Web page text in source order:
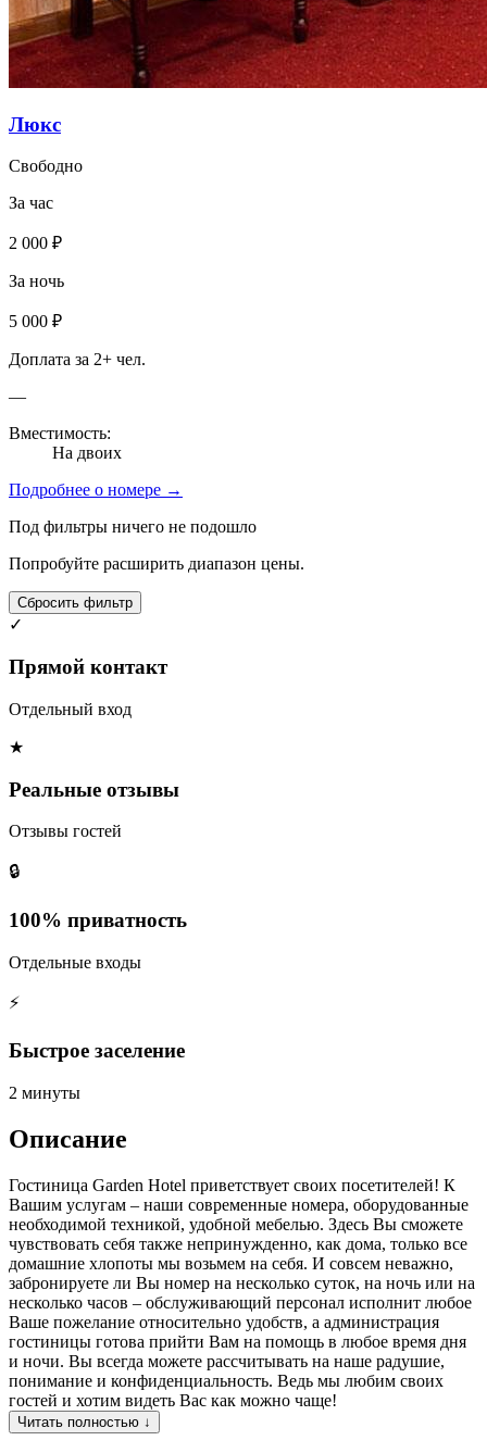
Люкс
Свободно
За час
2 000 ₽
За ночь
5 000 ₽
Доплата за 2+ чел.
—
Вместимость:
На двоих
Подробнее о номере →
Под фильтры ничего не подошло
Попробуйте расширить диапазон цены.
Сбросить фильтр
✓
Прямой контакт
Отдельный вход
★
Реальные отзывы
Отзывы гостей
🔒
100% приватность
Отдельные входы
⚡
Быстрое заселение
2 минуты
Описание
Гостиница Garden Hotel приветствует своих посетителей! К
Вашим услугам – наши современные номера, оборудованные
необходимой техникой, удобной мебелью. Здесь Вы сможете
чувствовать себя также непринужденно, как дома, только все
домашние хлопоты мы возьмем на себя. И совсем неважно,
забронируете ли Вы номер на несколько суток, на ночь или на
несколько часов – обслуживающий персонал исполнит любое
Ваше пожелание относительно удобств, а администрация
гостиницы готова прийти Вам на помощь в любое время дня
и ночи. Вы всегда можете рассчитывать на наше радушие,
понимание и конфиденциальность. Ведь мы любим своих
гостей и хотим видеть Вас как можно чаще!
Читать полностью ↓